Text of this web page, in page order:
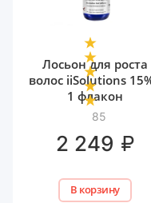
85
Лосьон для роста
волос iiSolutions
1 флакон
2 249 ₽
В корзину